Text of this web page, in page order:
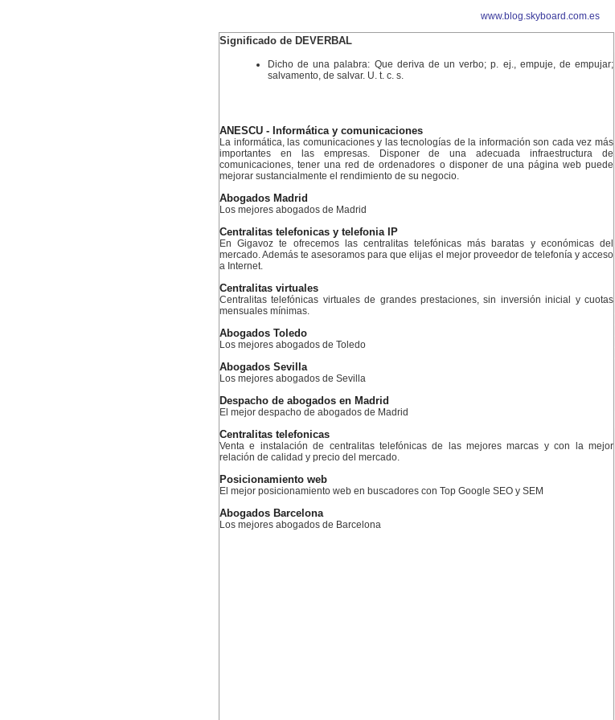
www.blog.skyboard.com.es
Significado de DEVERBAL
Dicho de una palabra: Que deriva de un verbo; p. ej., empuje, de empujar;
salvamento, de salvar. U. t. c. s.
ANESCU - Informática y comunicaciones
La informática, las comunicaciones y las tecnologías de la información son cada vez más
importantes en las empresas. Disponer de una adecuada infraestructura de
comunicaciones, tener una red de ordenadores o disponer de una página web puede
mejorar sustancialmente el rendimiento de su negocio.
Abogados Madrid
Los mejores abogados de Madrid
Centralitas telefonicas y telefonia IP
En Gigavoz te ofrecemos las centralitas telefónicas más baratas y económicas del
mercado. Además te asesoramos para que elijas el mejor proveedor de telefonía y acceso
a Internet.
Centralitas virtuales
Centralitas telefónicas virtuales de grandes prestaciones, sin inversión inicial y cuotas
mensuales mínimas.
Abogados Toledo
Los mejores abogados de Toledo
Abogados Sevilla
Los mejores abogados de Sevilla
Despacho de abogados en Madrid
El mejor despacho de abogados de Madrid
Centralitas telefonicas
Venta e instalación de centralitas telefónicas de las mejores marcas y con la mejor
relación de calidad y precio del mercado.
Posicionamiento web
El mejor posicionamiento web en buscadores con Top Google SEO y SEM
Abogados Barcelona
Los mejores abogados de Barcelona